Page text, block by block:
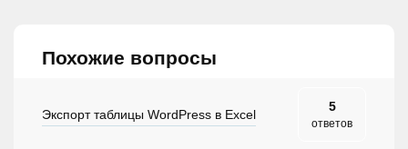
Похожие вопросы
Экспорт таблицы WordPress в Excel
5
ответов